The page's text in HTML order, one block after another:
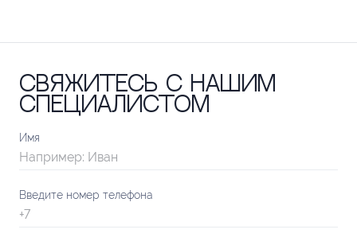
Свяжитесь с нашим
специалистом
Имя
Введите номер телефона